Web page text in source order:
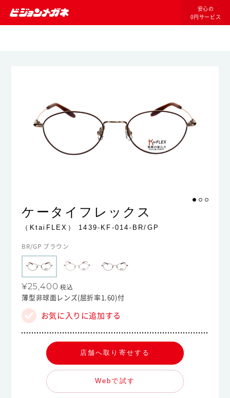
安心の
0円サービス
ケータイフレックス
（KtaiFLEX） 1439-KF-014-BR/GP
BR/GP ブラウン
¥25,400 税込
薄型非球面レンズ(屈折率1.60)付
お気に入りに追加する
店舗へ取り寄せする
Webで試す